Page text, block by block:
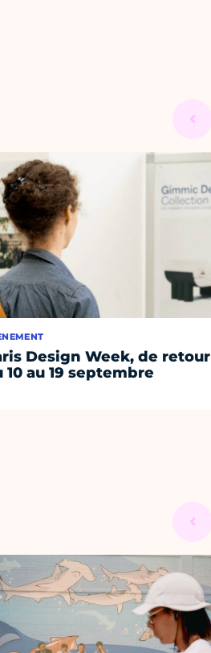
Design Week, de retour
10 au 19 septembre